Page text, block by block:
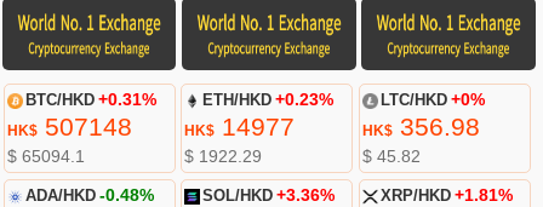
BTC/HKD +0.31%
HK$507148
$ 65094.1
ETH/HKD +0.23%
HK$ 14977
$ 1922.29
LTC/HKD +0%
HK$356.98
$ 45.82
ADA/HKD -0.48% SOL/HKD +3.36% XRP/HKD +1.81%